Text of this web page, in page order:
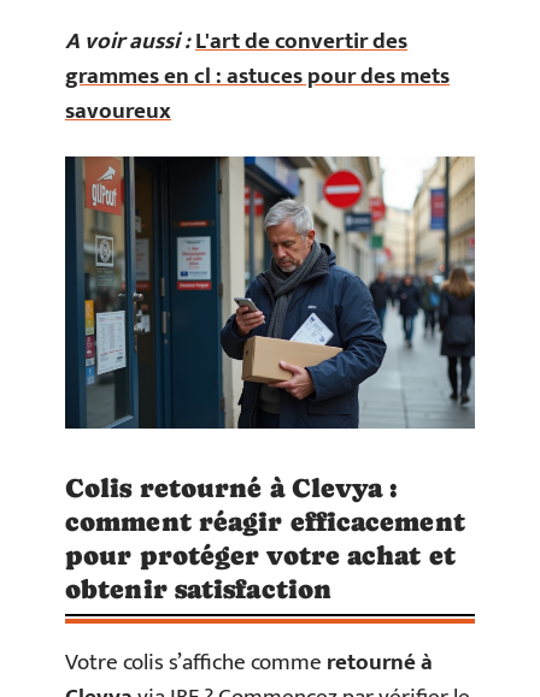
A voir aussi :L'art de convertir des
grammes en cl : astuces pour des mets
savoureux
Colis retourné à Clevya :
comment réagir efficacement
pour protéger votre achat et
obtenir satisfaction
Votre colis s’affiche commeretourné à